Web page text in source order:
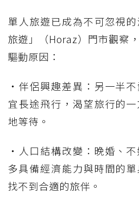
單人旅遊已成為不可忽視
旅遊」（Horaz）門市觀察
驅動原因：
・伴侶興趣差異：另一半
宜長途飛行，渴望旅行的
地等待。
・人口結構改變：晚婚、
多具備經濟能力與時間的
找不到合適的旅伴。